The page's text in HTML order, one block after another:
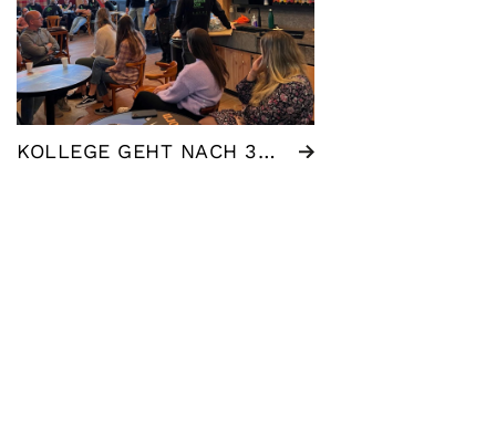
KOLLEGE GEHT NACH 38 JAHREN BEI WSB IN DEN RUHESTAND